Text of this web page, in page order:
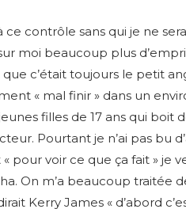
contrôle sans qui je ne
moi beaucoup plus
c’était toujours le petit
« mal finir » dans un
filles de 17 ans qui
Pourtant je n’ai pas bu
pour voir ce que ça fait » je
On m’a beaucoup traitée
Kerry James « d’abord